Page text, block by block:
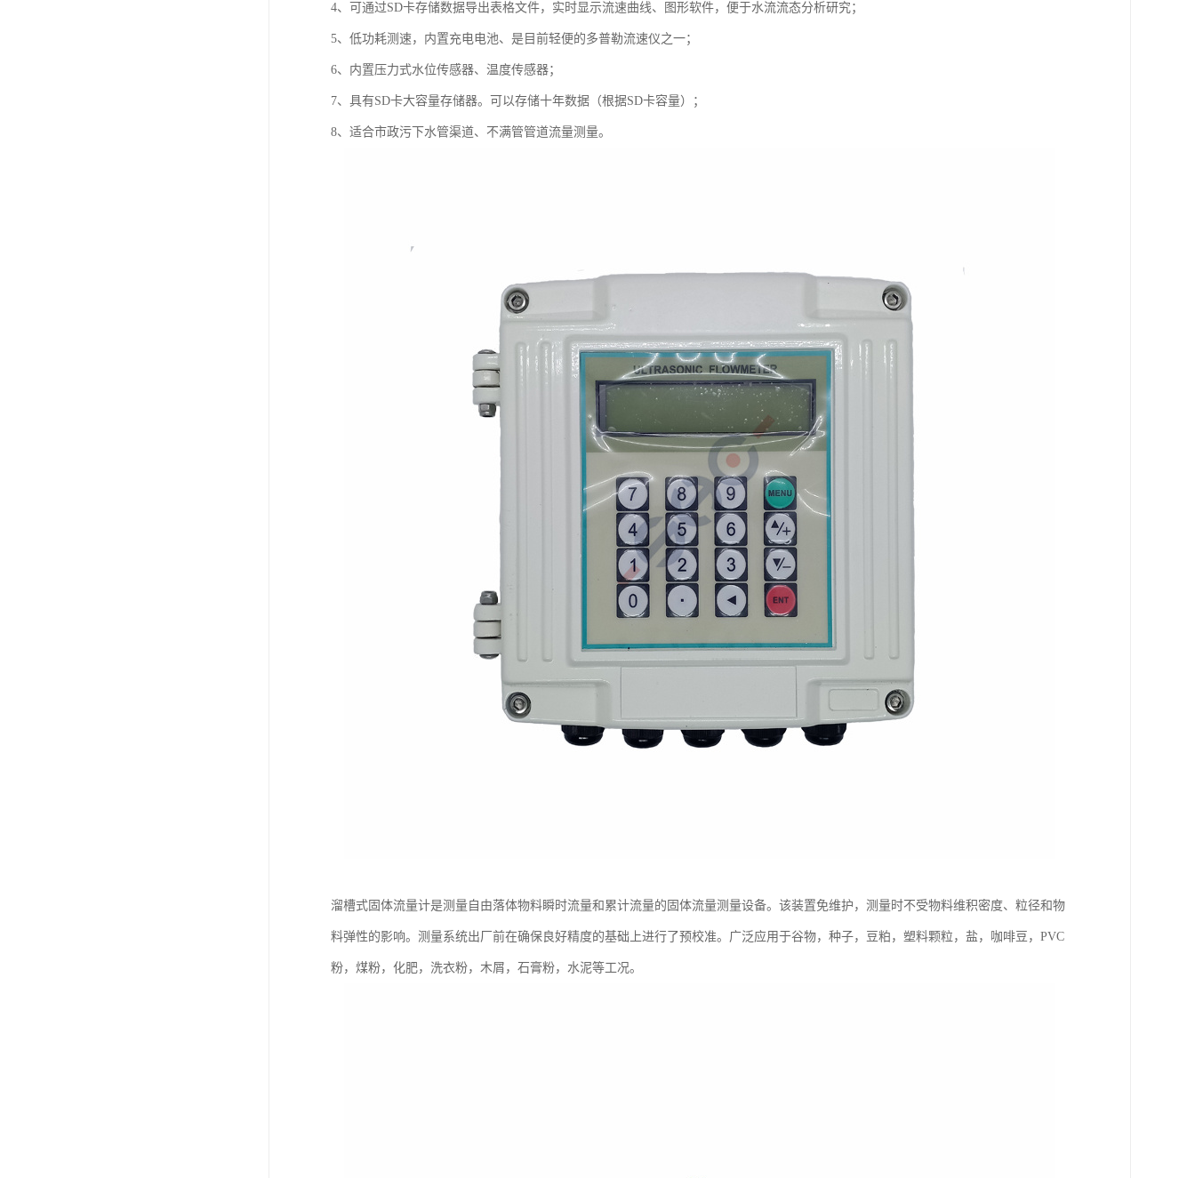
4、可通过SD卡存储数据导出表格文件，实时显示流速曲线、图形软件，便于水流流态分析研究；
5、低功耗测速，内置充电电池、是目前轻便的多普勒流速仪之一；
6、内置压力式水位传感器、温度传感器；
7、具有SD卡大容量存储器。可以存储十年数据（根据SD卡容量）；
8、适合市政污下水管渠道、不满管管道流量测量。
溜槽式固体流量计是测量自由落体物料瞬时流量和累计流量的固体流量测量设备。该装置免维护，测量时不受物料维积密度、粒径和物
料弹性的影响。测量系统出厂前在确保良好精度的基础上进行了预校准。广泛应用于谷物，种子，豆粕，塑料颗粒，盐，咖啡豆，PVC
粉，煤粉，化肥，洗衣粉，木屑，石膏粉，水泥等工况。